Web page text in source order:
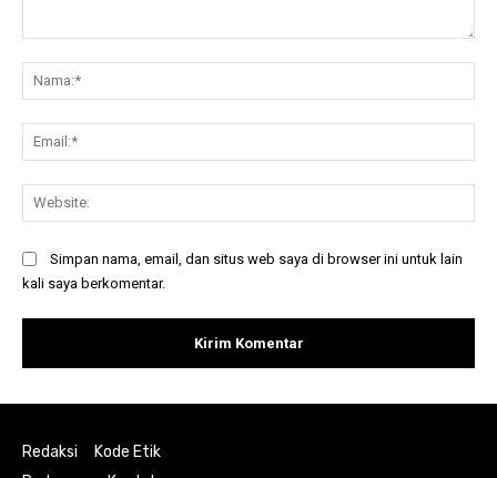
Simpan nama, email, dan situs web saya di browser ini untuk lain
kali saya berkomentar.
Redaksi
Kode Etik